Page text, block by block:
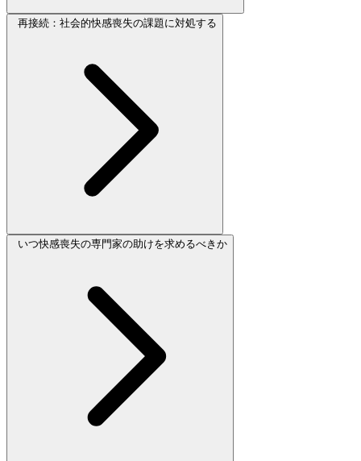
再接続：社会的快感喪失の課題に対処する
いつ快感喪失の専門家の助けを求めるべきか